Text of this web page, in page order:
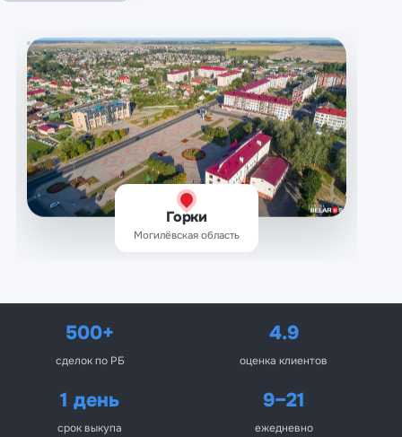
Горки
Могилёвская область
500+
сделок по РБ
4.9
оценка клиентов
1 день
срок выкупа
9–21
ежедневно